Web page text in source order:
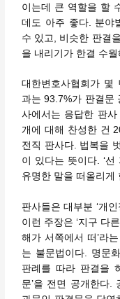
이는데 큰 역할을 할
데도 아주 좋다. 분야
수 있고, 비슷한 판결
을 내리기가 한결 수월
대한변호사협회가 몇
과는 93.7%가 판결문
사에서는 응답한 판
개에 대해 찬성한 건
전직 판사다. 법복을
이 있다는 뜻이다. ‘선
유명한 말을 떠올리게
판사들은 대부분 ‘개
이런 주장은 ‘지구 다
해가 서쪽에서 떠’라
는 불문법이다. 명문
판례를 따라 판결을
문’을 전면 공개한다.